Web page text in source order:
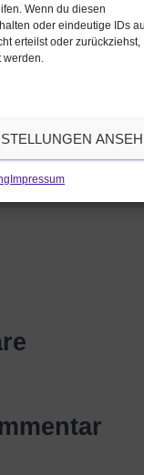
Wenn du diesen
oder eindeutige IDs
erteilst oder zurückziehst,
werden.
Impressum